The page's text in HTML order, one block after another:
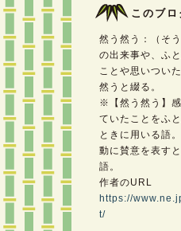
このブロ
然う然う：（そ
の出来事や、ふ
ことや思いつい
然うと綴る。
※【然う然う】
ていたことをふ
ときに用いる語
動に賛意を表す
語。
作者のURL
https://
t/